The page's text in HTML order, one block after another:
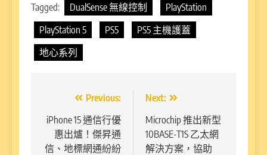
Tagged: DualSense 無線控制
PlayStation
PlayStation 5
PS5
PS5 主機護蓋
地心系列
章
導
Previous:
iPhone 15 通信行優
惠出爐！傑昇通
信、地標網通紛紛
Next:
Microchip 推出新型
10BASE-T1S 乙太網
解決方案，協助